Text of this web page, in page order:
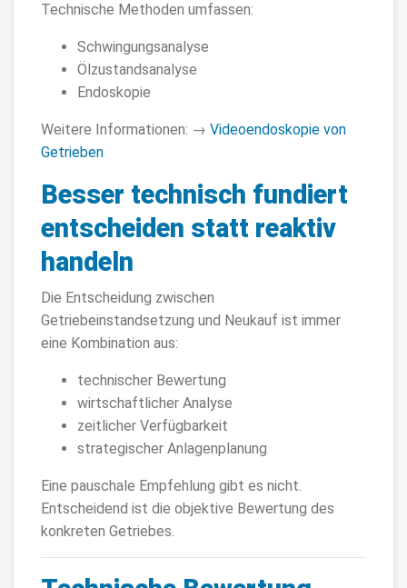
Technische Methoden umfassen:
Schwingungsanalyse
Ölzustandsanalyse
Endoskopie
Weitere Informationen: → Videoendoskopie von
Getrieben
Besser technisch fundiert
entscheiden statt reaktiv
handeln
Die Entscheidung zwischen
Getriebeinstandsetzung und Neukauf ist immer
eine Kombination aus:
technischer Bewertung
wirtschaftlicher Analyse
zeitlicher Verfügbarkeit
strategischer Anlagenplanung
Eine pauschale Empfehlung gibt es nicht.
Entscheidend ist die objektive Bewertung des
konkreten Getriebes.